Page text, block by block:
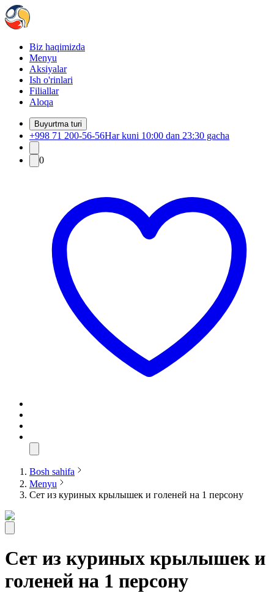
Biz haqimizda
Menyu
Aksiyalar
Ish o'rinlari
Filiallar
Aloqa
Buyurtma turi
+998 71 200-56-56Har kuni 10:00 dan 23:30 gacha
0
Bosh sahifa
Menyu
Сет из куриных крылышек и голеней на 1 персону
Сет из куриных крылышек и
голеней на 1 персону